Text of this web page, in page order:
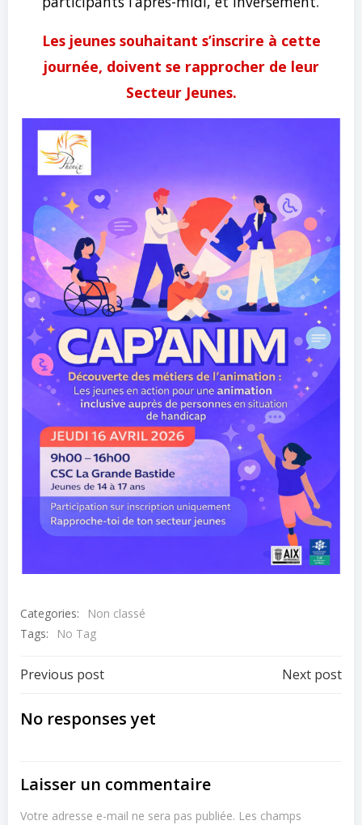
Les jeunes souhaitant s’inscrire à cette
journée, doivent se rapprocher de leur
Secteur Jeunes.
Categories:
Non classé
Tags:
No Tag
Post
navigation
Previous post Next post
No responses yet
Laisser un commentaire
Votre adresse e-mail ne sera pas publiée. Les champs